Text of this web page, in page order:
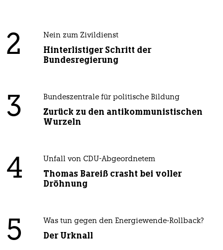
2 Nein zum Zivildienst
Hinterlistiger Schritt der
Bundesregierung
3 Bundeszentrale für politische Bildung
Zurück zu den antikommunistischen
Wurzeln
4 Unfall von CDU-Abgeordnetem
Thomas Bareiß crasht bei voller
Dröhnung
5 Was tun gegen den Energiewende-Rollback?
Der Urknall